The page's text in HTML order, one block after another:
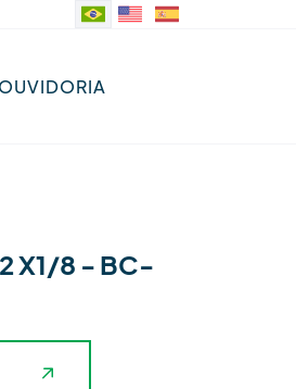
OUVIDORIA
X1/8 - BC-